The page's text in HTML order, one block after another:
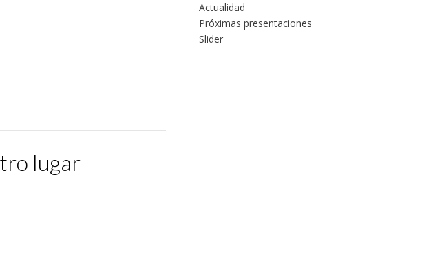
lugar
Actualidad
Próximas presentaciones
Slider